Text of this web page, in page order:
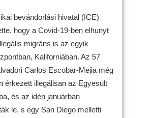
bevándorlási hivatal (ICE)
hogy a Covid-19-ben elhunyt
migráns is az egyik
Kaliforniában. Az 57
Carlos Escobar-Mejia még
érkezett illegálisan az Egyesült
és az idén januárban
le, s egy San Diego melletti